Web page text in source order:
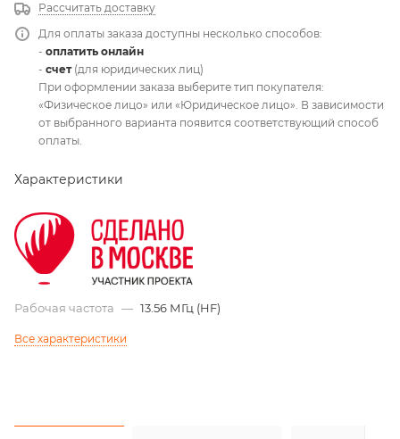
Рассчитать доставку
Для оплаты заказа доступны несколько способов:
- оплатить онлайн
- счет(для юридических лиц)
При оформлении заказа выберите тип покупателя:
«Физическое лицо» или «Юридическое лицо». В зависимости
от выбранного варианта появится соответствующий способ
оплаты.
Характеристики
Рабочая частота — 13.56 МГц (HF)
Все характеристики